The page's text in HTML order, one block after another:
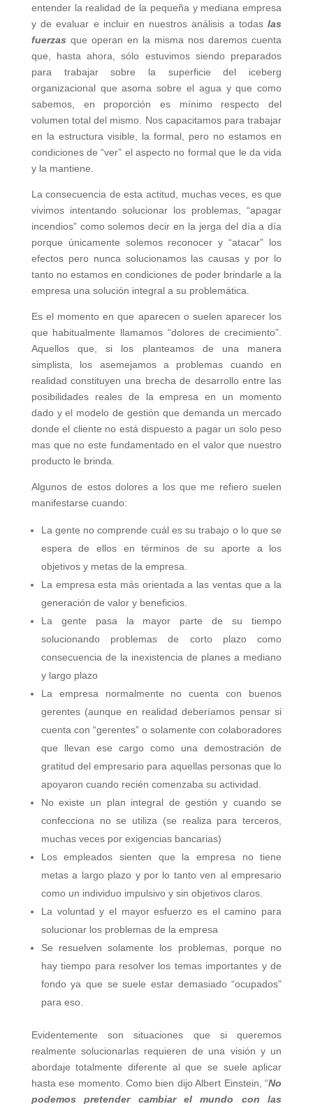
entender la realidad de la pequeña y mediana empresa
y de evaluar e incluir en nuestros análisis a todaslas
fuerzas que operan en la misma nos daremos cuenta
que, hasta ahora, sólo estuvimos siendo preparados
para trabajar sobre la superficie del iceberg
organizacional que asoma sobre el agua y que como
sabemos, en proporción es mínimo respecto del
volumen total del mismo. Nos capacitamos para trabajar
en la estructura visible, la formal, pero no estamos en
condiciones de “ver” el aspecto no formal que le da vida
y la mantiene.
La consecuencia de esta actitud, muchas veces, es que
vivimos intentando solucionar los problemas, “apagar
incendios” como solemos decir en la jerga del día a día
porque únicamente solemos reconocer y “atacar” los
efectos pero nunca solucionamos las causas y por lo
tanto no estamos en condiciones de poder brindarle a la
empresa una solución integral a su problemática.
Es el momento en que aparecen o suelen aparecer los
que habitualmente llamamos “dolores de crecimiento”.
Aquellos que, si los planteamos de una manera
simplista, los asemejamos a problemas cuando en
realidad constituyen una brecha de desarrollo entre las
posibilidades reales de la empresa en un momento
dado y el modelo de gestión que demanda un mercado
donde el cliente no está dispuesto a pagar un solo peso
mas que no este fundamentado en el valor que nuestro
producto le brinda.
Algunos de estos dolores a los que me refiero suelen
manifestarse cuando:
La gente no comprende cuál es su trabajo o lo que se
espera de ellos en términos de su aporte a los
objetivos y metas de la empresa.
La empresa esta más orientada a las ventas que a la
generación de valor y beneficios.
La gente pasa la mayor parte de su tiempo
solucionando problemas de corto plazo como
consecuencia de la inexistencia de planes a mediano
y largo plazo
La empresa normalmente no cuenta con buenos
gerentes (aunque en realidad deberíamos pensar si
cuenta con “gerentes” o solamente con colaboradores
que llevan ese cargo como una demostración de
gratitud del empresario para aquellas personas que lo
apoyaron cuando recién comenzaba su actividad.
No existe un plan integral de gestión y cuando se
confecciona no se utiliza (se realiza para terceros,
muchas veces por exigencias bancarias)
Los empleados sienten que la empresa no tiene
metas a largo plazo y por lo tanto ven al empresario
como un individuo impulsivo y sin objetivos claros.
La voluntad y el mayor esfuerzo es el camino para
solucionar los problemas de la empresa
Se resuelven solamente los problemas, porque no
hay tiempo para resolver los temas importantes y de
fondo ya que se suele estar demasiado “ocupados”
para eso.
Evidentemente son situaciones que si queremos
realmente solucionarlas requieren de una visión y un
abordaje totalmente diferente al que se suele aplicar
hasta ese momento. Como bien dijo Albert Einstein, “No
podemos pretender cambiar el mundo con las